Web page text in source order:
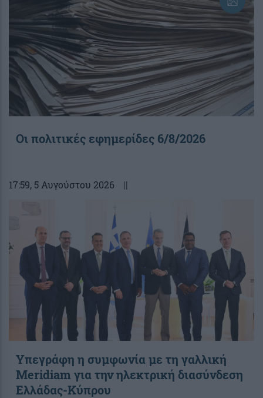
Οι πολιτικές εφημερίδες 6/8/2026
17:59, 5 Αυγούστου 2026 ||
Υπεγράφη η συμφωνία με τη γαλλική
Meridiam για την ηλεκτρική διασύνδεση
Ελλάδας-Κύπρου